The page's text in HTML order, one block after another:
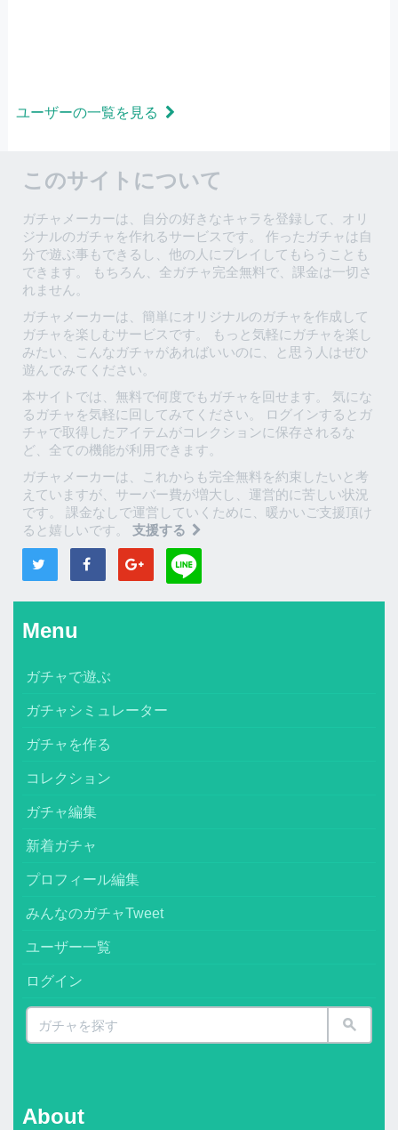
ユーザーの一覧を見る
このサイトについて
ガチャメーカーは、自分の好きなキャラを登録して、オリ
ジナルのガチャを作れるサービスです。 作ったガチャは自
分で遊ぶ事もできるし、他の人にプレイしてもらうことも
できます。 もちろん、全ガチャ完全無料で、課金は一切さ
れません。
ガチャメーカーは、簡単にオリジナルのガチャを作成して
ガチャを楽しむサービスです。 もっと気軽にガチャを楽し
みたい、こんなガチャがあればいいのに、と思う人はぜひ
遊んでみてください。
本サイトでは、無料で何度でもガチャを回せます。 気にな
るガチャを気軽に回してみてください。 ログインするとガ
チャで取得したアイテムがコレクションに保存されるな
ど、全ての機能が利用できます。
ガチャメーカーは、これからも完全無料を約束したいと考
えていますが、サーバー費が増大し、運営的に苦しい状況
です。 課金なしで運営していくために、暖かいご支援頂け
ると嬉しいです。 支援する
Menu
ガチャで遊ぶ
ガチャシミュレーター
ガチャを作る
コレクション
ガチャ編集
新着ガチャ
プロフィール編集
みんなのガチャTweet
ユーザー一覧
ログイン
About